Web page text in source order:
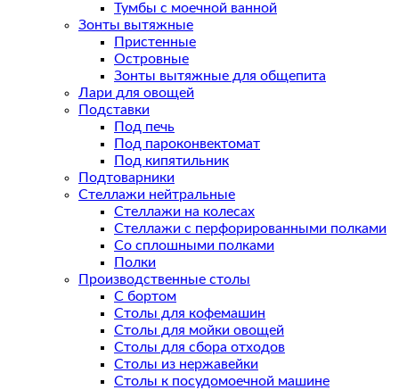
Тумбы с моечной ванной
Зонты вытяжные
Пристенные
Островные
Зонты вытяжные для общепита
Лари для овощей
Подставки
Под печь
Под пароконвектомат
Под кипятильник
Подтоварники
Стеллажи нейтральные
Стеллажи на колесах
Стеллажи с перфорированными полками
Со сплошными полками
Полки
Производственные столы
С бортом
Столы для кофемашин
Столы для мойки овощей
Столы для сбора отходов
Столы из нержавейки
Столы к посудомоечной машине